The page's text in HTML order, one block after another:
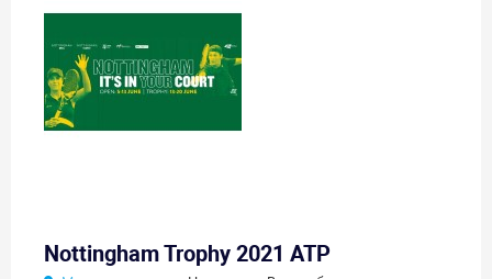
Nottingham Trophy 2021 ATP